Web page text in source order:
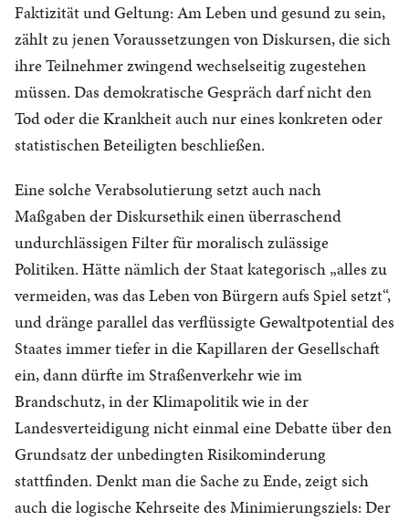
Faktizität und Geltung: Am Leben und gesund zu sein,
zählt zu jenen Voraussetzungen von Diskursen, die sich
ihre Teilnehmer zwingend wechselseitig zugestehen
müssen. Das demokratische Gespräch darf nicht den
Tod oder die Krankheit auch nur eines konkreten oder
statistischen Beteiligten beschließen.
Eine solche Verabsolutierung setzt auch nach
Maßgaben der Diskursethik einen überraschend
undurchlässigen Filter für moralisch zulässige
Politiken. Hätte nämlich der Staat kategorisch „alles zu
vermeiden, was das Leben von Bürgern aufs Spiel setzt“,
und dränge parallel das verflüssigte Gewaltpotential des
Staates immer tiefer in die Kapillaren der Gesellschaft
ein, dann dürfte im Straßenverkehr wie im
Brandschutz, in der Klimapolitik wie in der
Landesverteidigung nicht einmal eine Debatte über den
Grundsatz der unbedingten Risikominderung
stattfinden. Denkt man die Sache zu Ende, zeigt sich
auch die logische Kehrseite des Minimierungsziels: Der